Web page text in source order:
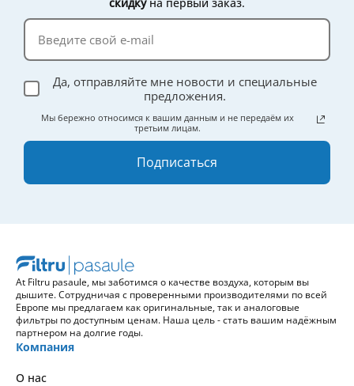
эффективности.
Да, отправляйте мне новости и специальные
предложения.
Мы бережно относимся к вашим данным и не передаём их
третьим лицам.
Подписаться
At Filtru pasaule, мы заботимся о качестве воздуха, которым вы
дышите. Сотрудничая с проверенными производителями по всей
Европе мы предлагаем как оригинальные, так и аналоговые
фильтры по доступным ценам. Наша цель - стать вашим надёжным
партнером на долгие годы.
Компания
О нас